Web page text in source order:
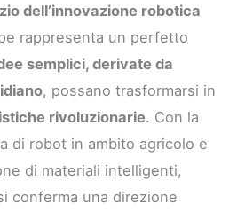
dell’innovazione robotica
rappresenta un perfetto
semplici, derivate da
, possano trasformarsi in
rivoluzionarie. Con la
di robot in ambito agricolo e
di materiali intelligenti,
conferma una direzione